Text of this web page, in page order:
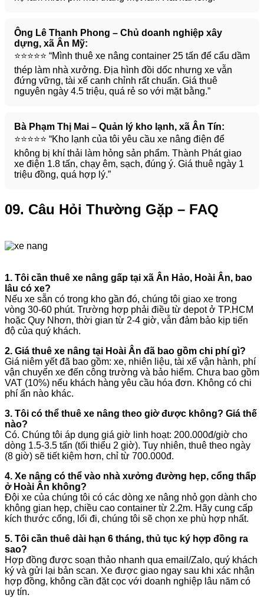
Ông Lê Thanh Phong – Chủ doanh nghiệp xây
dựng, xã Ân Mỹ:
⭐️⭐️⭐️⭐️⭐️ “Mình thuê xe nâng container 25 tấn để cẩu dầm
thép làm nhà xưởng. Địa hình đồi dốc nhưng xe vẫn
đứng vững, tài xế canh chỉnh rất chuẩn. Giá thuê
nguyên ngày 4.5 triệu, quá rẻ so với mặt bằng.”
Bà Phạm Thị Mai – Quản lý kho lạnh, xã Ân Tín:
⭐️⭐️⭐️⭐️⭐️ “Kho lạnh của tôi yêu cầu xe nâng điện để
không bị khí thải làm hỏng sản phẩm. Thành Phát giao
xe điện 1.8 tấn, chạy êm, sạch, đúng ý. Giá thuê ngày 1
triệu đồng, quá hợp lý.”
09. Câu Hỏi Thường Gặp – FAQ
1. Tôi cần thuê xe nâng gấp tại xã Ân Hảo, Hoài Ân, bao
lâu có xe?
Nếu xe sẵn có trong kho gần đó, chúng tôi giao xe trong
vòng 30-60 phút. Trường hợp phải điều từ depot ở TP.HCM
hoặc Quy Nhơn, thời gian từ 2-4 giờ, vẫn đảm bảo kịp tiến
độ của quý khách.
2. Giá thuê xe nâng tại Hoài Ân đã bao gồm chi phí gì?
Giá niêm yết đã bao gồm: xe, nhiên liệu, tài xế vận hành, phí
vận chuyển xe đến công trường và bảo hiểm. Chưa bao gồm
VAT (10%) nếu khách hàng yêu cầu hóa đơn. Không có chi
phí ẩn nào khác.
3. Tôi có thể thuê xe nâng theo giờ được không? Giá thế
nào?
Có. Chúng tôi áp dụng giá giờ linh hoạt: 200.000đ/giờ cho
dòng 1.5-3.5 tấn (tối thiểu 2 giờ). Tuy nhiên, thuê theo ngày
(8 giờ) sẽ tiết kiệm hơn, chỉ từ 700.000đ.
4. Xe nâng có thể vào nhà xưởng đường hẹp, cổng thấp
ở Hoài Ân không?
Đội xe của chúng tôi có các dòng xe nâng nhỏ gọn dành cho
không gian hẹp, chiều cao container từ 2.2m. Hãy cung cấp
kích thước cổng, lối đi, chúng tôi sẽ chọn xe phù hợp nhất.
5. Tôi cần thuê dài hạn 6 tháng, thủ tục ký hợp đồng ra
sao?
Hợp đồng được soạn thảo nhanh qua email/Zalo, quý khách
ký và gửi lại bản scan. Xe được giao ngay sau khi xác nhận
hợp đồng, không cần đặt cọc với doanh nghiệp lâu năm có
uy tín.